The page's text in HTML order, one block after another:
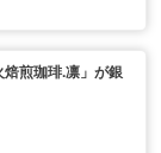
煎珈琲.凛」が銀